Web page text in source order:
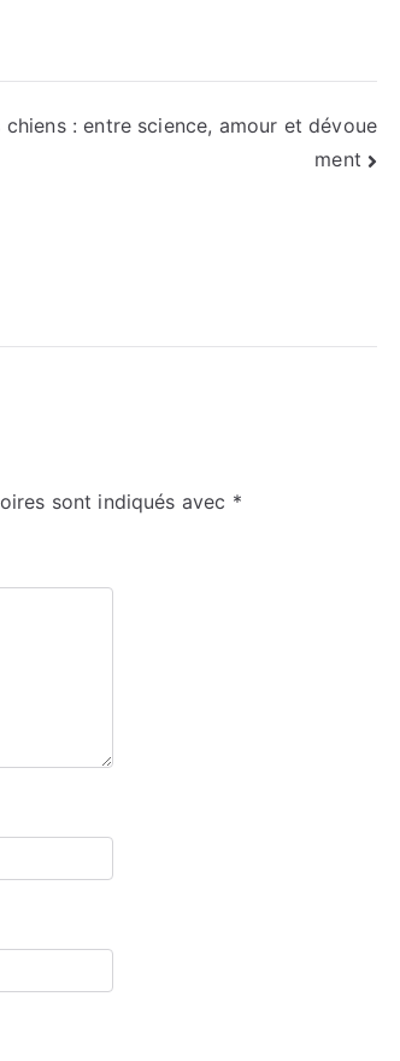
chiens : entre science, amour et dévoue
ment
sont indiqués avec *